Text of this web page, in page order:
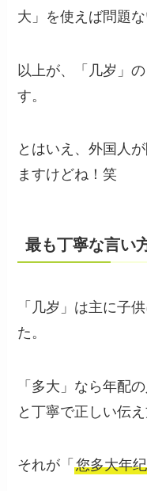
大」を使えば問題な
以上が、「几岁」
す。
とはいえ、外国人
ますけどね！笑
最も丁寧な言い
「几岁」は主に子
た。
「多大」なら年配
と丁寧で正しい伝え
それが「您多大年